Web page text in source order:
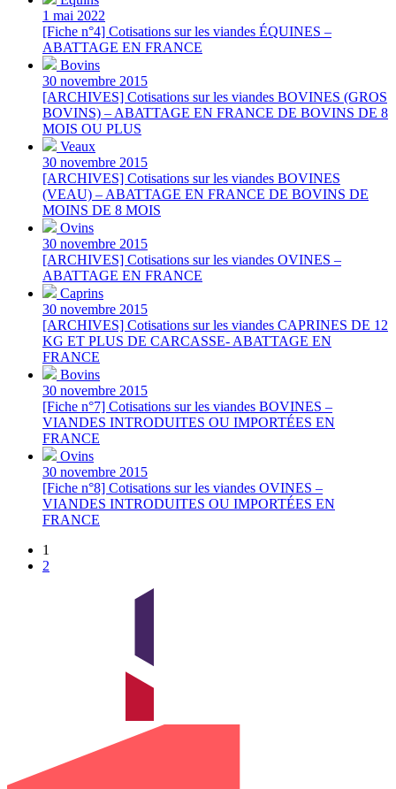
1 mai 2022
[Fiche n°4] Cotisations sur les viandes ÉQUINES –
ABATTAGE EN FRANCE
Bovins
30 novembre 2015
[ARCHIVES] Cotisations sur les viandes BOVINES (GROS
BOVINS) – ABATTAGE EN FRANCE DE BOVINS DE 8
MOIS OU PLUS
Veaux
30 novembre 2015
[ARCHIVES] Cotisations sur les viandes BOVINES
(VEAU) – ABATTAGE EN FRANCE DE BOVINS DE
MOINS DE 8 MOIS
Ovins
30 novembre 2015
[ARCHIVES] Cotisations sur les viandes OVINES –
ABATTAGE EN FRANCE
Caprins
30 novembre 2015
[ARCHIVES] Cotisations sur les viandes CAPRINES DE 12
KG ET PLUS DE CARCASSE- ABATTAGE EN
FRANCE
Bovins
30 novembre 2015
[Fiche n°7] Cotisations sur les viandes BOVINES –
VIANDES INTRODUITES OU IMPORTÉES EN
FRANCE
Ovins
30 novembre 2015
[Fiche n°8] Cotisations sur les viandes OVINES –
VIANDES INTRODUITES OU IMPORTÉES EN
FRANCE
1
2